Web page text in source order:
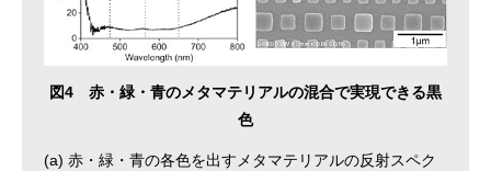
図4 赤・緑・青のメタマテリアルの混合で実現できる黒
色
(a) 赤・緑・青の各色を出すメタマテリアルの反射スペク